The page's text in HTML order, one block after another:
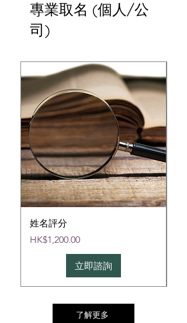
專業取名 (個人/公
司)
姓名評分
價格
HK$1,200.00
立即諮詢
了解更多